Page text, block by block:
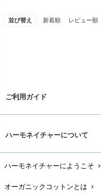
並び替え 新着順 レビュー順
ご利用ガイド
配送と送料chevron_right
在庫状況と発送予定chevron_right
ハーモネイチャーについて
ハーモネイチャーにようこそ chevron_right
オーガニックコットンとは chevron_right